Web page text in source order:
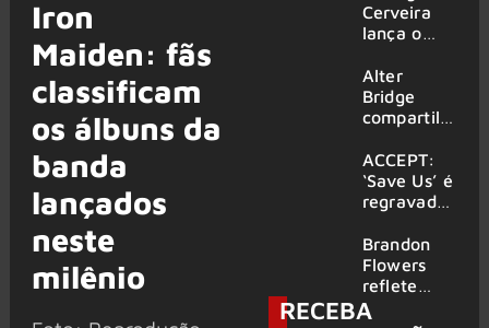
Iron
Maiden: fãs
classificam
os álbuns da
banda
lançados
neste
milênio
Cerveira
lança o
Searcher”
Alter
Bridge
compartilh
vivo de
“Fortress”
gravada
am Ring
2026
ACCEPT:
‘Save Us’ é
regravada
membros
do GHOST
e KORN
Brandon
Flowers
reflete
sobre o
RECEBA